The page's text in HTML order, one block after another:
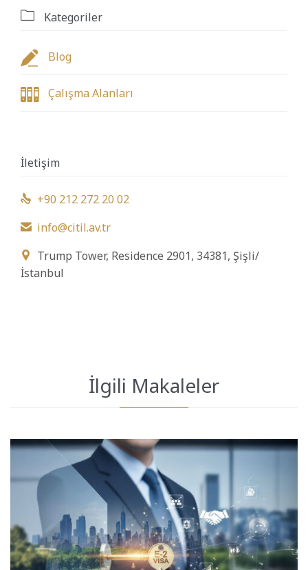
 Kategoriler
 Blog
 Çalışma Alanları
İletişim
 +90 212 272 20 02
 info@citil.av.tr

Trump Tower, Residence 2901, 34381, Şişli/
İstanbul
İlgili Makaleler